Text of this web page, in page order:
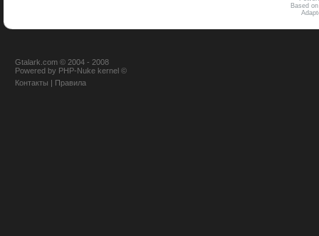
Based
Gtalark.com © 2004 - 2008
Powered by PHP-Nuke kernel ©
Контакты | Правила